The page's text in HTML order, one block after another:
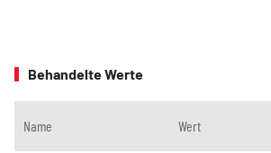
Behandelte Werte
Name Wert